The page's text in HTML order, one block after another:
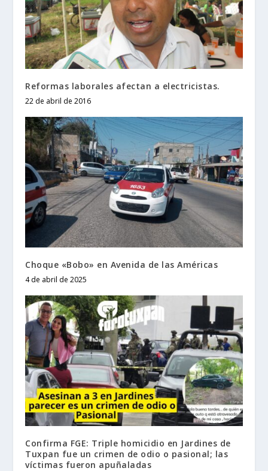
Reformas laborales afectan a electricistas.
22 de abril de 2016
Choque «Bobo» en Avenida de las Américas
4 de abril de 2025
Confirma FGE: Triple homicidio en Jardines de
Tuxpan fue un crimen de odio o pasional; las
víctimas fueron apuñaladas